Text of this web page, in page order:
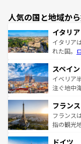
人気の国と地域か
イタリア
イタリア
れた国。
ろん、ト
景など、
ピザやパ
ませてく
なお、新
しい。
スペイン
イベリア
注ぐ地中
文化が根
れる闘牛
る。首都
の城塞都
フランス
フランス
指の観光
で、幅広
ドイツ